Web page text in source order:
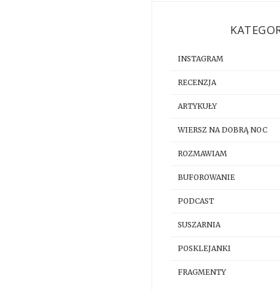
INSTAGRAM
RECENZJA
ARTYKUŁY
WIERSZ NA DOBRĄ NOC
ROZMAWIAM
BUFOROWANIE
PODCAST
SUSZARNIA
POSKLEJANKI
FRAGMENTY